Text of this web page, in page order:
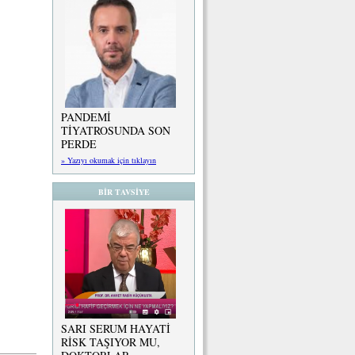
PANDEMİ
TİYATROSUNDA SON
PERDE
» Yazıyı okumak için tıklayın
BİR TAVSİYE
SARI SERUM HAYATİ
RİSK TAŞIYOR MU,